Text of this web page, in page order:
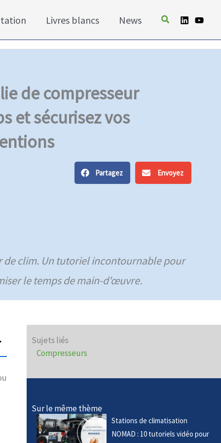
Livres blancs News
de compresseur
et sécurisez vos
Partagez Envoyez
de clim. Un tutoriel incontournable pour
le temps de main-d'œuvre.
Sujets liés
Compresseurs
Sur le même thème
Stations de climatisation
NOMAD : 10 tutoriels vidéo pour